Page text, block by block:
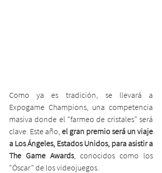
Como ya es tradición, se llevará a
Expogame Champions, una competencia
masiva donde el “farmeo de cristales” será
clave. Este año, el gran premio será un viaje
a Los Ángeles, Estados Unidos, para asistir a
The Game Awards, conocidos como los
“Óscar” de los videojuegos.